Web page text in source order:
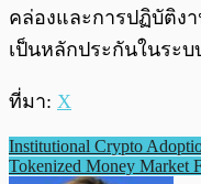
คล่องและการปฏิบัติง
เป็นหลักประกันในระ
ที่มา: X
Institutional Crypto
Tokenized Money Market